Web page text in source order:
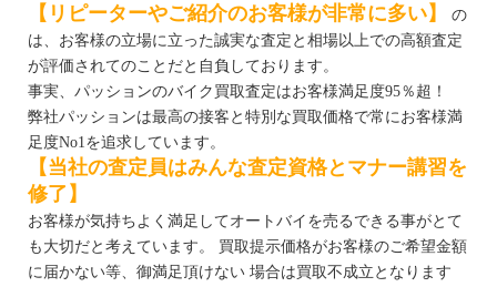
【リピーターやご紹介のお客様が非常に多い】
は、お客様の立場に立った誠実な査定と相場以上での高額査定
が評価されてのことだと自負しております。
事実、パッションのバイク買取査定はお客様満足度95％超！
弊社パッションは最高の接客と特別な買取価格で常にお客様満
足度No1を追求しています。
【当社の査定員はみんな査定資格とマナー講習を
修了】
お客様が気持ちよく満足してオートバイを売るできる事がとて
も大切だと考えています。 買取提示価格がお客様のご希望金額
に届かない等、御満足頂けない 場合は買取不成立となります